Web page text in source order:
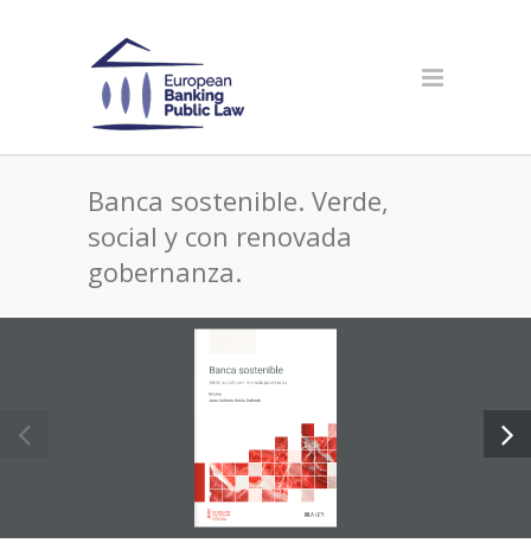
Banca sostenible. Verde,
social y con renovada
gobernanza.
Banca sostenible
Verde, social y con renovada gobernanza
Director
Juan Antonio Ureña Salcedo